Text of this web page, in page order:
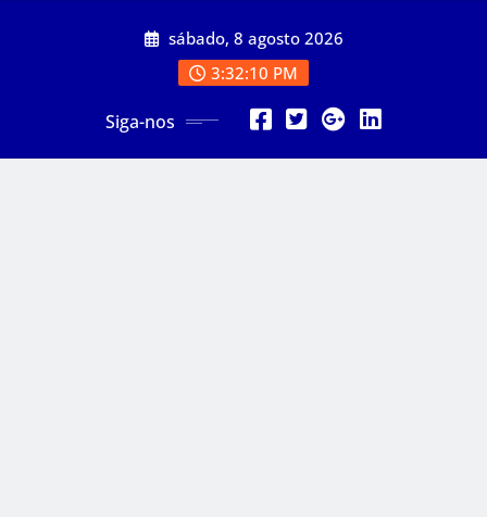
sábado, 8 agosto 2026
3:32:11 PM
Siga-nos